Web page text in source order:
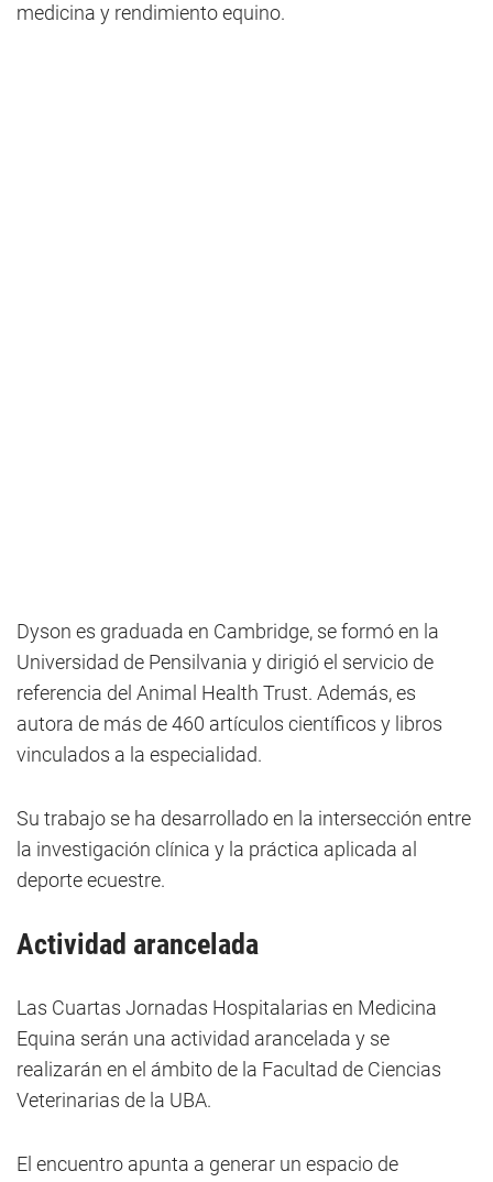
medicina y rendimiento equino.
Dyson es graduada en Cambridge, se formó en la
Universidad de Pensilvania y dirigió el servicio de
referencia del Animal Health Trust. Además, es
autora de más de 460 artículos científicos y libros
vinculados a la especialidad.
Su trabajo se ha desarrollado en la intersección entre
la investigación clínica y la práctica aplicada al
deporte ecuestre.
Actividad arancelada
Las Cuartas Jornadas Hospitalarias en Medicina
Equina serán una actividad arancelada y se
realizarán en el ámbito de la Facultad de Ciencias
Veterinarias de la UBA.
El encuentro apunta a generar un espacio de